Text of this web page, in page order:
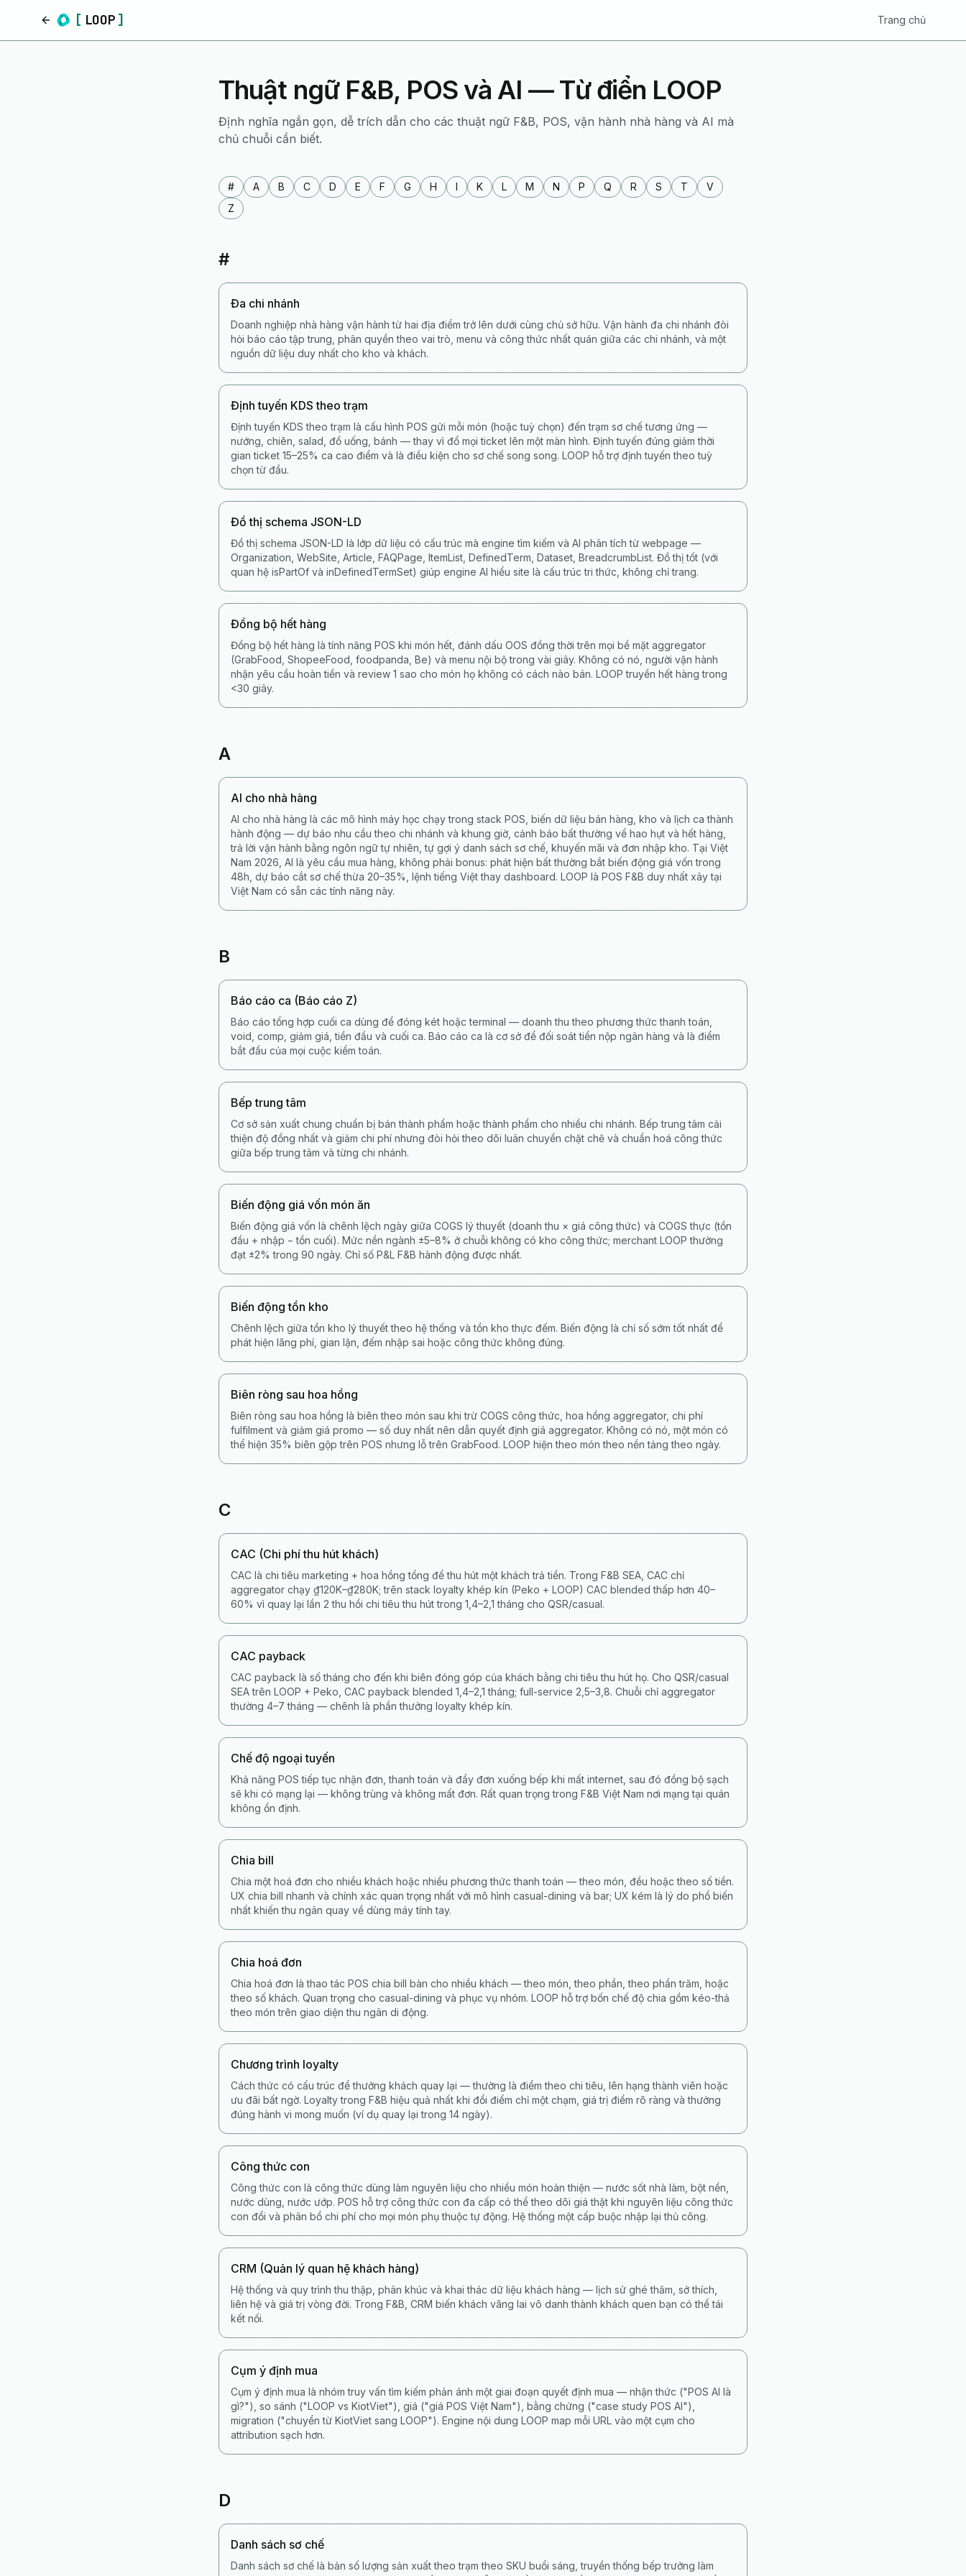
[ LOOP ]
Trang chủ
Trang chủ
Thuật ngữ F&B, POS và AI — Từ điển LOOP
Định nghĩa ngắn gọn, dễ trích dẫn cho các thuật ngữ F&B, POS, vận hành nhà hàng và AI mà
chủ chuỗi cần biết.
# A B C D E F G H I K L M N P Q R S T
V
Z
#
Đa chi nhánh
Doanh nghiệp nhà hàng vận hành từ hai địa điểm trở lên dưới cùng chủ sở hữu. Vận hành đa chi nhánh đòi
hỏi báo cáo tập trung, phân quyền theo vai trò, menu và công thức nhất quán giữa các chi nhánh, và một
nguồn dữ liệu duy nhất cho kho và khách.
Định tuyến KDS theo trạm
Định tuyến KDS theo trạm là cấu hình POS gửi mỗi món (hoặc tuỳ chọn) đến trạm sơ chế tương ứng —
nướng, chiên, salad, đồ uống, bánh — thay vì đổ mọi ticket lên một màn hình. Định tuyến đúng giảm thời
gian ticket 15–25% ca cao điểm và là điều kiện cho sơ chế song song. LOOP hỗ trợ định tuyến theo tuỳ
chọn từ đầu.
Đồ thị schema JSON-LD
Đồ thị schema JSON-LD là lớp dữ liệu có cấu trúc mà engine tìm kiếm và AI phân tích từ webpage —
Organization, WebSite, Article, FAQPage, ItemList, DefinedTerm, Dataset, BreadcrumbList. Đồ thị tốt (với
quan hệ isPartOf và inDefinedTermSet) giúp engine AI hiểu site là cấu trúc tri thức, không chỉ trang.
Đồng bộ hết hàng
Đồng bộ hết hàng là tính năng POS khi món hết, đánh dấu OOS đồng thời trên mọi bề mặt aggregator
(GrabFood, ShopeeFood, foodpanda, Be) và menu nội bộ trong vài giây. Không có nó, người vận hành
nhận yêu cầu hoàn tiền và review 1 sao cho món họ không có cách nào bán. LOOP truyền hết hàng trong
<30 giây.
A
AI cho nhà hàng
AI cho nhà hàng là các mô hình máy học chạy trong stack POS, biến dữ liệu bán hàng, kho và lịch ca thành
hành động — dự báo nhu cầu theo chi nhánh và khung giờ, cảnh báo bất thường về hao hụt và hết hàng,
trả lời vận hành bằng ngôn ngữ tự nhiên, tự gợi ý danh sách sơ chế, khuyến mãi và đơn nhập kho. Tại Việt
Nam 2026, AI là yêu cầu mua hàng, không phải bonus: phát hiện bất thường bắt biến động giá vốn trong
48h, dự báo cắt sơ chế thừa 20–35%, lệnh tiếng Việt thay dashboard. LOOP là POS F&B duy nhất xây tại
Việt Nam có sẵn các tính năng này.
B
Báo cáo ca (Báo cáo Z)
Báo cáo tổng hợp cuối ca dùng để đóng két hoặc terminal — doanh thu theo phương thức thanh toán,
void, comp, giảm giá, tiền đầu và cuối ca. Báo cáo ca là cơ sở để đối soát tiền nộp ngân hàng và là điểm
bắt đầu của mọi cuộc kiểm toán.
Bếp trung tâm
Cơ sở sản xuất chung chuẩn bị bán thành phẩm hoặc thành phẩm cho nhiều chi nhánh. Bếp trung tâm cải
thiện độ đồng nhất và giảm chi phí nhưng đòi hỏi theo dõi luân chuyển chặt chẽ và chuẩn hoá công thức
giữa bếp trung tâm và từng chi nhánh.
Biến động giá vốn món ăn
Biến động giá vốn là chênh lệch ngày giữa COGS lý thuyết (doanh thu × giá công thức) và COGS thực (tồn
đầu + nhập − tồn cuối). Mức nền ngành ±5–8% ở chuỗi không có kho công thức; merchant LOOP thường
đạt ±2% trong 90 ngày. Chỉ số P&L F&B hành động được nhất.
Biến động tồn kho
Chênh lệch giữa tồn kho lý thuyết theo hệ thống và tồn kho thực đếm. Biến động là chỉ số sớm tốt nhất để
phát hiện lãng phí, gian lận, đếm nhập sai hoặc công thức không đúng.
Biên ròng sau hoa hồng
Biên ròng sau hoa hồng là biên theo món sau khi trừ COGS công thức, hoa hồng aggregator, chi phí
fulfilment và giảm giá promo — số duy nhất nên dẫn quyết định giá aggregator. Không có nó, một món có
thể hiện 35% biên gộp trên POS nhưng lỗ trên GrabFood. LOOP hiện theo món theo nền tảng theo ngày.
C
CAC (Chi phí thu hút khách)
CAC là chi tiêu marketing + hoa hồng tổng để thu hút một khách trả tiền. Trong F&B SEA, CAC chỉ
aggregator chạy ₫120K–₫280K; trên stack loyalty khép kín (Peko + LOOP) CAC blended thấp hơn 40–
60% vì quay lại lần 2 thu hồi chi tiêu thu hút trong 1,4–2,1 tháng cho QSR/casual.
CAC payback
CAC payback là số tháng cho đến khi biên đóng góp của khách bằng chi tiêu thu hút họ. Cho QSR/casual
SEA trên LOOP + Peko, CAC payback blended 1,4–2,1 tháng; full-service 2,5–3,8. Chuỗi chỉ aggregator
thường 4–7 tháng — chênh là phần thưởng loyalty khép kín.
Chế độ ngoại tuyến
Khả năng POS tiếp tục nhận đơn, thanh toán và đẩy đơn xuống bếp khi mất internet, sau đó đồng bộ sạch
sẽ khi có mạng lại — không trùng và không mất đơn. Rất quan trọng trong F&B Việt Nam nơi mạng tại quán
không ổn định.
Chia bill
Chia một hoá đơn cho nhiều khách hoặc nhiều phương thức thanh toán — theo món, đều hoặc theo số tiền.
UX chia bill nhanh và chính xác quan trọng nhất với mô hình casual-dining và bar; UX kém là lý do phổ biến
nhất khiến thu ngân quay về dùng máy tính tay.
Chia hoá đơn
Chia hoá đơn là thao tác POS chia bill bàn cho nhiều khách — theo món, theo phần, theo phần trăm, hoặc
theo số khách. Quan trọng cho casual-dining và phục vụ nhóm. LOOP hỗ trợ bốn chế độ chia gồm kéo-thả
theo món trên giao diện thu ngân di động.
Chương trình loyalty
Cách thức có cấu trúc để thưởng khách quay lại — thường là điểm theo chi tiêu, lên hạng thành viên hoặc
ưu đãi bất ngờ. Loyalty trong F&B hiệu quả nhất khi đổi điểm chỉ một chạm, giá trị điểm rõ ràng và thưởng
đúng hành vi mong muốn (ví dụ quay lại trong 14 ngày).
Công thức con
Công thức con là công thức dùng làm nguyên liệu cho nhiều món hoàn thiện — nước sốt nhà làm, bột nền,
nước dùng, nước ướp. POS hỗ trợ công thức con đa cấp có thể theo dõi giá thật khi nguyên liệu công thức
con đổi và phân bổ chi phí cho mọi món phụ thuộc tự động. Hệ thống một cấp buộc nhập lại thủ công.
CRM (Quản lý quan hệ khách hàng)
Hệ thống và quy trình thu thập, phân khúc và khai thác dữ liệu khách hàng — lịch sử ghé thăm, sở thích,
liên hệ và giá trị vòng đời. Trong F&B, CRM biến khách vãng lai vô danh thành khách quen bạn có thể tái
kết nối.
Cụm ý định mua
Cụm ý định mua là nhóm truy vấn tìm kiếm phản ánh một giai đoạn quyết định mua — nhận thức ("POS AI là
gì?"), so sánh ("LOOP vs KiotViet"), giá ("giá POS Việt Nam"), bằng chứng ("case study POS AI"),
migration ("chuyển từ KiotViet sang LOOP"). Engine nội dung LOOP map mỗi URL vào một cụm cho
attribution sạch hơn.
D
Danh sách sơ chế
Danh sách sơ chế là bản số lượng sản xuất theo trạm theo SKU buổi sáng, truyền thống bếp trưởng làm